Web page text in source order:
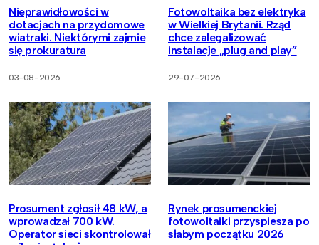
Nieprawidłowości w
dotacjach na przydomowe
wiatraki. Niektórymi zajmie
się prokuratura
03-08-2026
Fotowoltaika bez elektryka
w Wielkiej Brytanii. Rząd
chce zalegalizować
instalacje „plug and play”
29-07-2026
Prosument zgłosił 48 kW, a
wprowadzał 700 kW.
Operator sieci skontrolował
Rynek prosumenckiej
fotowoltaiki przyspiesza po
słabym początku 2026